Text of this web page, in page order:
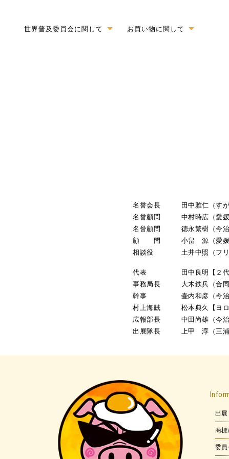
世界普及委員会に関して お買い物に関して
名誉会長 田中雅仁（すが
名誉顧問 中村時広（愛媛
名誉顧問 徳永繁樹（今治
顧 問 小畠 源（愛媛県
相談役 土井中照（フリー
代表 田中良明【２代目焼
事務局長 大木鉄兵（合同会
幹事 壷内和彦（今治市
村上海賊 松本典久【ヨロイ
広報部長 中田尚雄（今治
出展隊長 上甲 淳（三浦工
出
商標
委